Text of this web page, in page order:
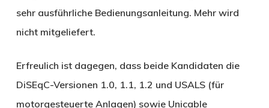
sehr ausführliche Bedienungsanleitung. Mehr wird
nicht mitgeliefert.
Erfreulich ist dagegen, dass beide Kandidaten die
DiSEqC-Versionen 1.0, 1.1, 1.2 und USALS (für
motorgesteuerte Anlagen) sowie Unicable